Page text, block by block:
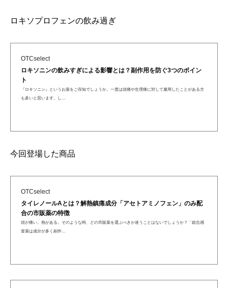
ロキソプロフェンの飲み過ぎ
OTCselect
ロキソニンの飲みすぎによる影響とは？副作用を防ぐ3つのポイン
ト
『ロキソニン』というお薬をご存知でしょうか。一度は頭痛や生理痛に対して服用したことがある方
も多いと思います。し…
今回登場した商品
OTCselect
タイレノールAとは？解熱鎮痛成分「アセトアミノフェン」のみ配
合の市販薬の特徴
頭が痛い。熱がある。そのような時、どの市販薬を選ぶべきか迷うことはないでしょうか？「総合感
冒薬は成分が多く副作…